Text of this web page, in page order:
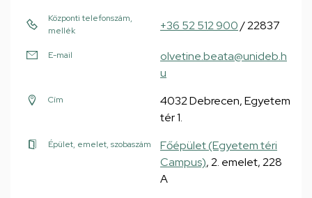
Központi telefonszám,
mellék
+36 52 512 900/ 22837
E-mail
olvetine.beata@unideb.h
u
Cím
4032 Debrecen, Egyetem
tér 1.
Épület, emelet, szobaszám
Főépület (Egyetem téri
Campus), 2. emelet, 228
A